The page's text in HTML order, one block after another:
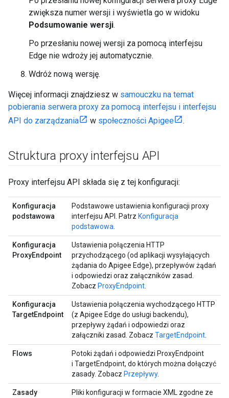
zwiększa numer wersji i wyświetla go w widoku
Podsumowanie wersji.
Po przesłaniu nowej wersji za pomocą interfejsu
Edge nie wdroży jej automatycznie.
Wdróż nową wersję.
Więcej informacji znajdziesz w samouczku na temat
pobierania serwera proxy za pomocą interfejsu i interfejsu
API do zarządzania
w społeczności Apigee .
Struktura proxy interfejsu API
Proxy interfejsu API składa się z tej konfiguracji:
Konfiguracja
podstawowa
Podstawowe ustawienia konfiguracji proxy
interfejsu API. Patrz Konfiguracja
podstawowa
Konfiguracja
ProxyEndpoint
Ustawienia połączenia HTTP
przychodzącego (od aplikacji wysyłających
żądania do Apigee Edge), przepływów żądań
i odpowiedzi oraz załączników zasad.
Zobacz ProxyEndpoint
Konfiguracja
TargetEndpoint
Ustawienia połączenia wychodzącego HTTP
(z Apigee Edge do usługi backendu),
przepływy żądań i odpowiedzi oraz
załączniki zasad. Zobacz TargetEndpoint
Flows
Potoki żądań i odpowiedzi ProxyEndpoint
i TargetEndpoint, do których można dołączyć
zasady. Zobacz Przepływy.
Zasady
Pliki konfiguracji w formacie XML zgodne ze